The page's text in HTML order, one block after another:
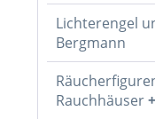
Lichterengel
Bergmann
Rauchhäuser